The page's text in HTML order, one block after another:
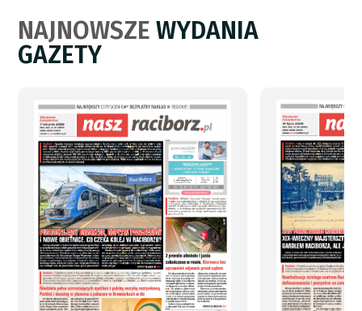
NAJNOWSZEWYDANIA
GAZETY